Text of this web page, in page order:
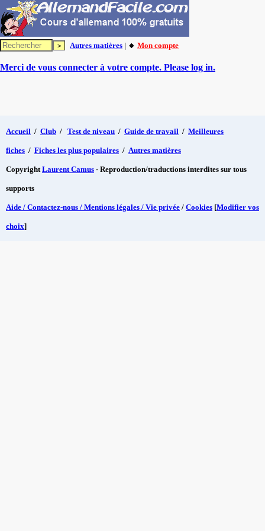
Autres matières | 🔸 Mon compte
Merci de vous connecter à votre compte. Please log in.
Accueil / Club / Test de niveau / Guide de travail / Meilleures
fiches / Fiches les plus populaires / Autres matières
CopyrightLaurent Camus - Reproduction/traductions interdites sur tous
supports
Aide / Contactez-nous / Mentions légales / Vie privée / Cookies [Modifier vos
choix]